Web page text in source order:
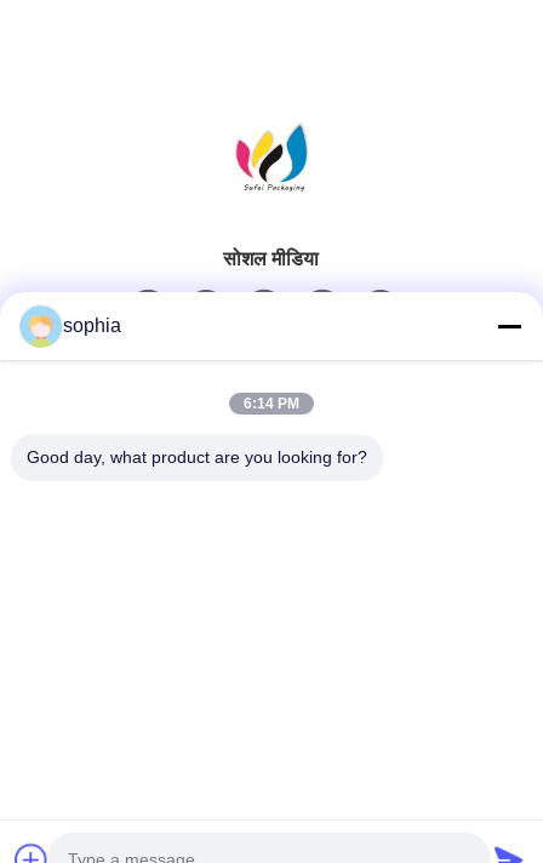
सोशल मीडिया
त्वरित संपर्क
sophia
6:14 PM
Good day, what product are you looking for?